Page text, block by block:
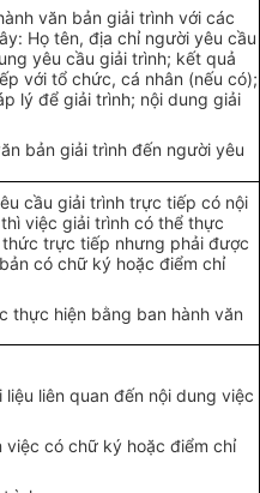
văn bản giải trình với các
Họ tên, địa chỉ người yêu cầu
yêu cầu giải trình; kết quả
với tổ chức, cá nhân (nếu có);
lý để giải trình; nội dung giải
bản giải trình đến người yêu
cầu giải trình trực tiếp có nội
việc giải trình có thể thực
thức trực tiếp nhưng phải được
có chữ ký hoặc điểm chỉ
thực hiện bằng ban hành văn
liệu liên quan đến nội dung việc
việc có chữ ký hoặc điểm chỉ